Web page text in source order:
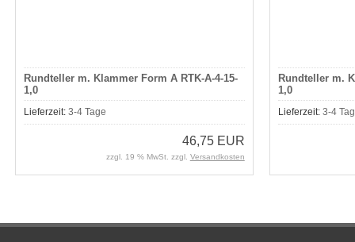
Rundteller m. Klammer Form A RTK-A-4-15-
1,0
Lieferzeit:3-4 Tage
46,75 EUR
zzgl. 19 % MwSt. zzgl. Versandkosten
Rundteller m.
1,0
Lieferzeit: 3-4